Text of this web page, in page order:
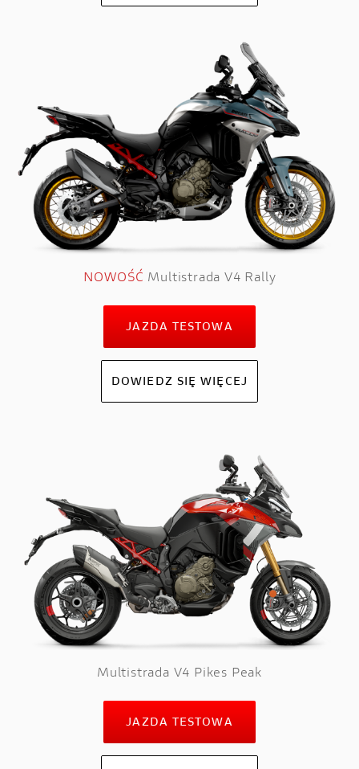
NOWOŚĆ Multistrada V4 Rally
JAZDA TESTOWA
DOWIEDZ SIĘ WIĘCEJ
Multistrada V4 Pikes Peak
JAZDA TESTOWA